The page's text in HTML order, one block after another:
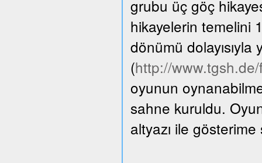
grubu üç göç
hikayelerin temelini
dönümü dolayısıyla
(http://
oyunun
sahne kuruldu.
altyazı ile